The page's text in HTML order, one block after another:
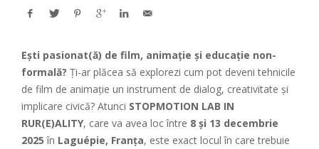
Ești pasionat(ă) de film, animație și educație non-
formală? Ți-ar plăcea să explorezi cum pot deveni tehnicile
de film de animație un instrument de dialog, creativitate și
implicare civică? Atunci STOPMOTION LAB IN
RUR(E)ALITY, care va avea loc între 8 și 13 decembrie
2025 în Laguépie, Franța, este exact locul în care trebuie